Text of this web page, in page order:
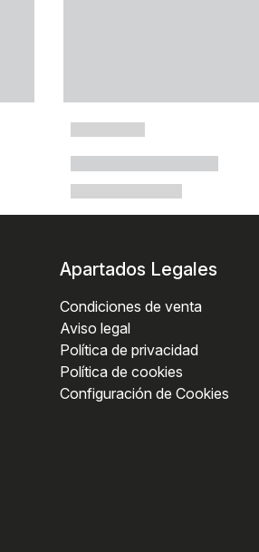
Apartados Legales
Condiciones de venta
Aviso legal
Política de privacidad
Política de cookies
Configuración de Cookies